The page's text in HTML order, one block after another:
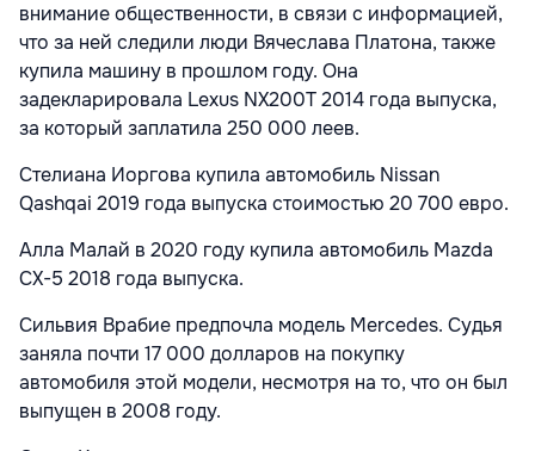
внимание общественности, в связи с информацией,
что за ней следили люди Вячеслава Платона, также
купила машину в прошлом году. Она
задекларировала Lexus NX200T 2014 года выпуска,
за который заплатила 250 000 леев.
Стелиана Иоргова купила автомобиль Nissan
Qashqai 2019 года выпуска стоимостью 20 700 евро.
Алла Малай в 2020 году купила автомобиль Mazda
CX-5 2018 года выпуска.
Сильвия Врабие предпочла модель Mercedes. Судья
заняла почти 17 000 долларов на покупку
автомобиля этой модели, несмотря на то, что он был
выпущен в 2008 году.